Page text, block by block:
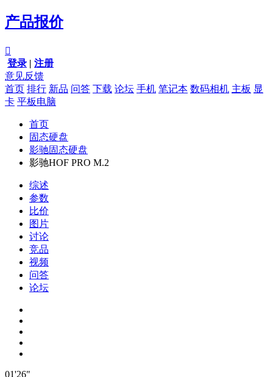
产品报价

登录 | 注册
意见反馈
首页 排行 新品 问答 下载 论坛 手机 笔记本 数码相机 主板 显
卡 平板电脑
首页
固态硬盘
影驰固态硬盘
影驰HOF PRO M.2
综述
参数
比价
图片
讨论
竞品
视频
问答
论坛
01'26"